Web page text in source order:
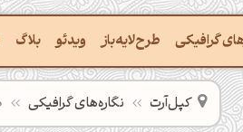
گرافیکی
پالت از تصویر
طرح‌لایه‌باز ویدئو بلاگ
کپل‌آرت نگاره‌های گرافیکی